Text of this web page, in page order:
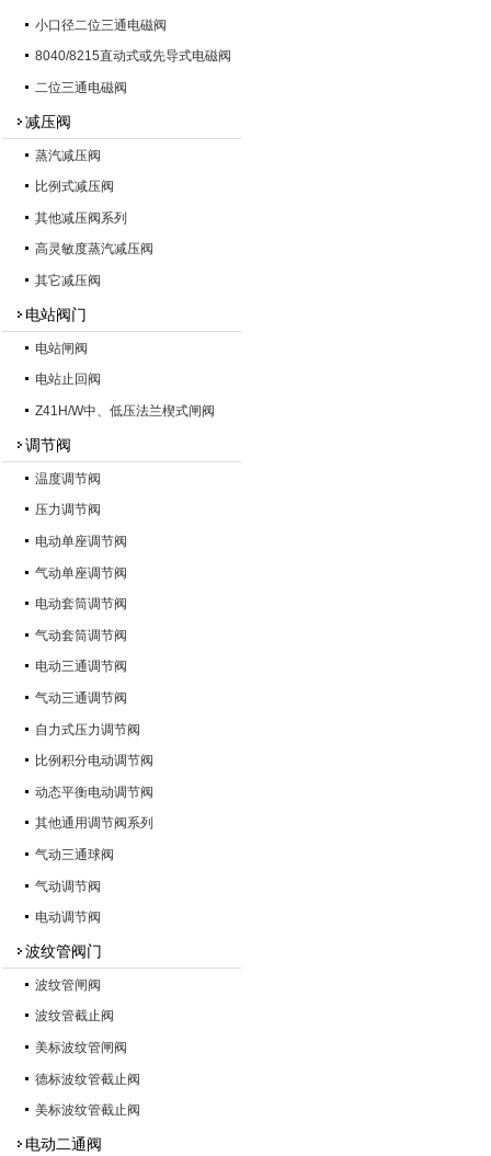
小口径二位三通电磁阀
8040/8215直动式或先导式电磁阀
二位三通电磁阀
减压阀
蒸汽减压阀
比例式减压阀
其他减压阀系列
高灵敏度蒸汽减压阀
其它减压阀
电站阀门
电站闸阀
电站止回阀
Z41H/W中、低压法兰楔式闸阀
调节阀
温度调节阀
压力调节阀
电动单座调节阀
气动单座调节阀
电动套筒调节阀
气动套筒调节阀
电动三通调节阀
气动三通调节阀
自力式压力调节阀
比例积分电动调节阀
动态平衡电动调节阀
其他通用调节阀系列
气动三通球阀
气动调节阀
电动调节阀
波纹管阀门
波纹管闸阀
波纹管截止阀
美标波纹管闸阀
德标波纹管截止阀
美标波纹管截止阀
电动二通阀